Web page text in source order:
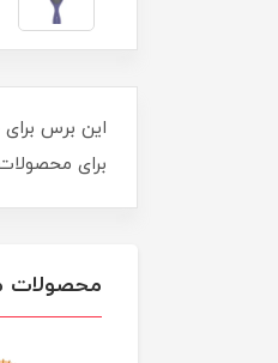
این برس
برای
محصولات